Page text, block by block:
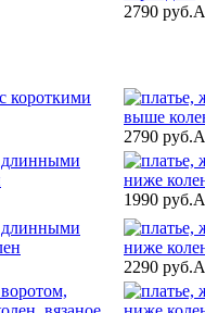
2790 руб.
2790 руб.
1990 руб.
2290 руб.